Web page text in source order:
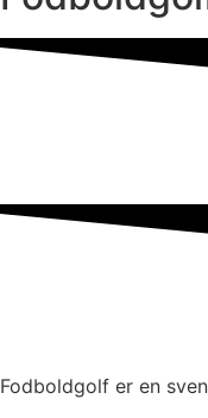
Fodboldgolf er en